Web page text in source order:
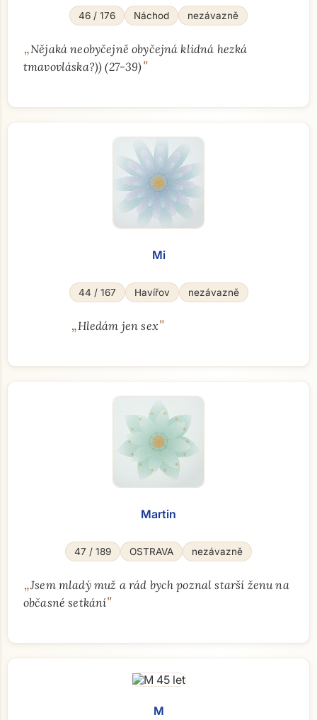
46 / 176 Náchod nezávazně
„Nějaká neobyčejně obyčejná klidná hezká
tmavovláska?)) (27-39)"
Mi
44 / 167 Havířov nezávazně
„Hledám jen sex"
Martin
47 / 189 OSTRAVA nezávazně
„Jsem mladý muž a rád bych poznal starší ženu na
občasné setkání"
M